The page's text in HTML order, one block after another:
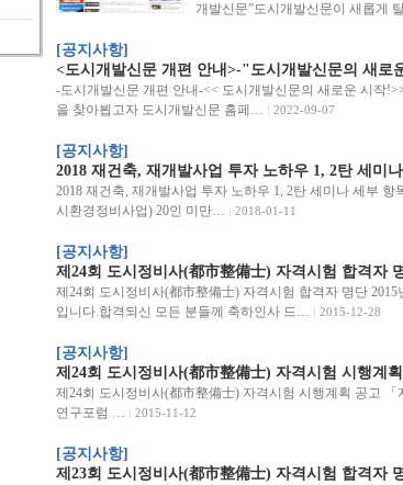
개발신문”도시개발신문이 새롭게
[공지사항]
<도시개발신문 개편 안내>-"도시개발신문의 새로
-도시개발신문 개편 안내-<< 도시개발신문의 새로운 시작
을 찾아뵙고자 도시개발신문 홈페…
2022-09-07
[공지사항]
2018 재건축, 재개발사업 투자 노하우 1, 2탄 세미
2018 재건축, 재개발사업 투자 노하우 1, 2탄 세미나 세부
시환경정비사업) 20인 미만…
2018-01-11
[공지사항]
제24회 도시정비사(都市整備士) 자격시험 합격자
제24회 도시정비사(都市整備士) 자격시험 합격자 명단
입니다.합격되신 모든 분들께 축하인사 드…
2015-12-28
[공지사항]
제24회 도시정비사(都市整備士) 자격시험 시행계
제24회 도시정비사(都市整備士) 자격시험 시행계획 공고
연구포럼 …
2015-11-12
[공지사항]
제23회 도시정비사(都市整備士) 자격시험 합격자